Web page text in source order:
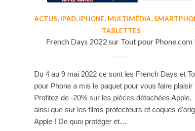
ACTUS, IPAD, IPHONE, MULTIMÉDIA,
TABLETTES
French Days 2022 sur Tout pour Phone.com
Du 4 au 9 mai 2022 ce sont les French Days et
pour Phone a mis le paquet pour vous faire plaisir
Profitez de -20% sur les pièces détachées Apple,
ainsi que sur les films protecteurs et coques
Apple ! De quoi protéger et…